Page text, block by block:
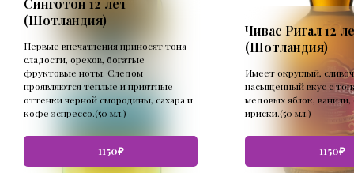
(Шотландия)
Первые впечатления приносят тона
сладости, орехов, богатые
фруктовые ноты. Следом
проявляются теплые и приятные
оттенки черной смородины, сахара и
кофе эспрессо.(50 мл.)
1150₽
Чивас Ригал 12
(Шотландия)
Имеет округлый,
насыщенный вкус с
медовых яблок, ванили,
ириски.(50 мл.)
1150₽